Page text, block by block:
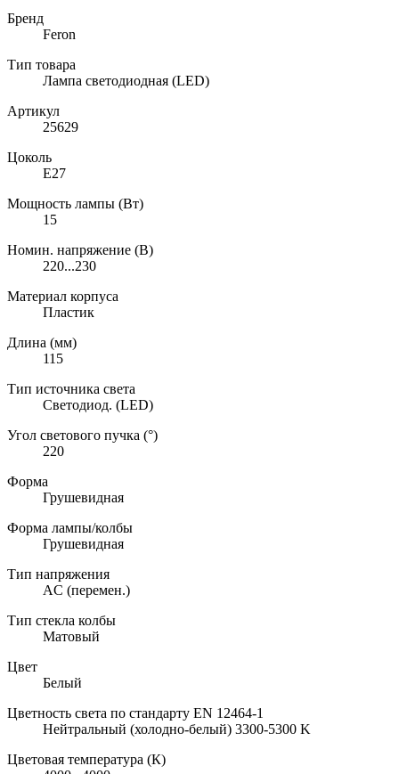
Бренд
Feron
Тип товара
Лампа светодиодная (LED)
Артикул
25629
Цоколь
E27
Мощность лампы (Вт)
15
Номин. напряжение (В)
220...230
Материал корпуса
Пластик
Длина (мм)
115
Тип источника света
Светодиод. (LED)
Угол светового пучка (°)
220
Форма
Грушевидная
Форма лампы/колбы
Грушевидная
Тип напряжения
AC (перемен.)
Тип стекла колбы
Матовый
Цвет
Белый
Цветность света по стандарту EN 12464-1
Нейтральный (холодно-белый) 3300-5300 K
Цветовая температура (К)